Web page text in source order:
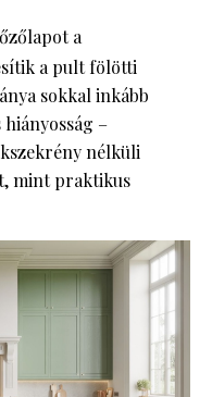
a
a pult fölötti
sokkal inkább
–
nélküli
mint praktikus